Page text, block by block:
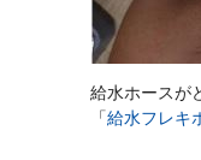
給水ホースが
「 給水フレキ